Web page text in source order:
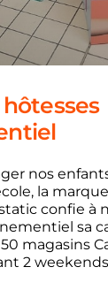
nos
la
confie à
sa
magasins
2